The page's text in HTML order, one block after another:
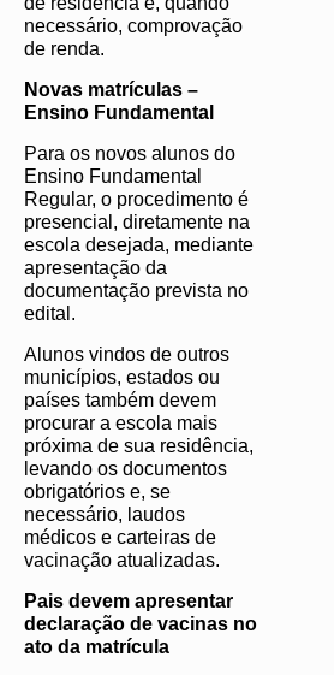
necessário, comprovação
de renda.
Novas matrículas –
Ensino Fundamental
Para os novos alunos do
Ensino Fundamental
Regular, o procedimento é
presencial, diretamente na
escola desejada, mediante
apresentação da
documentação prevista no
edital.
Alunos vindos de outros
municípios, estados ou
países também devem
procurar a escola mais
próxima de sua residência,
levando os documentos
obrigatórios e, se
necessário, laudos
médicos e carteiras de
vacinação atualizadas.
Pais devem apresentar
declaração de vacinas no
ato da matrícula